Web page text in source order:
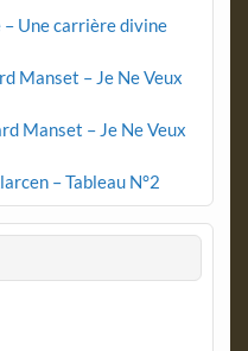
– Une carrière divine
Manset – Je Ne Veux
Manset – Je Ne Veux
– Tableau N°2